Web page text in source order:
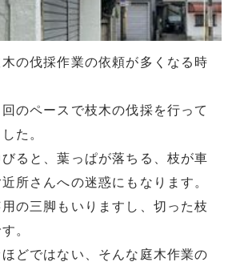
の伐採作業の依頼が多くなる時
のペースで枝木の伐採を行って
た。
ると、葉っぱが落ちる、枝が車
所さんへの迷惑にもなります。
の三脚もいりますし、切った枝
。
どではない、そんな庭木作業の